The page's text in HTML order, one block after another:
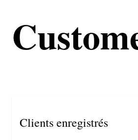
Clients enregistrés